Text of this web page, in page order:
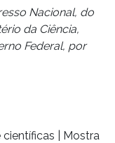
Nacional, do
da Ciência,
Federal, por
científicas | Mostra